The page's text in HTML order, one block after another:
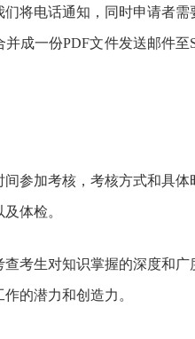
将电话通知，同时申请者
成一份PDF文件发送邮件
间参加考核，考核方式和具
及体检。
考生对知识掌握的深度和
工作的潜力和创造力。